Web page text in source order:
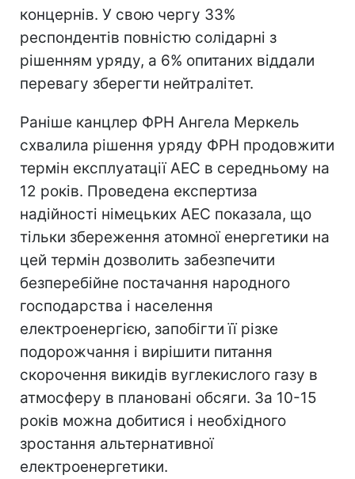
концернів. У свою чергу 33%
респондентів повністю солідарні з
рішенням уряду, а 6% опитаних віддали
перевагу зберегти нейтралітет.
Раніше канцлер ФРН Ангела Меркель
схвалила рішення уряду ФРН продовжити
термін експлуатації АЕС в середньому на
12 років. Проведена експертиза
надійності німецьких АЕС показала, що
тільки збереження атомної енергетики на
цей термін дозволить забезпечити
безперебійне постачання народного
господарства і населення
електроенергією, запобігти її різке
подорожчання і вирішити питання
скорочення викидів вуглекислого газу в
атмосферу в плановані обсяги. За 10-15
років можна добитися і необхідного
зростання альтернативної
електроенергетики.